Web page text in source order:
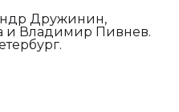
Дружинин,
и Владимир Пивнев.